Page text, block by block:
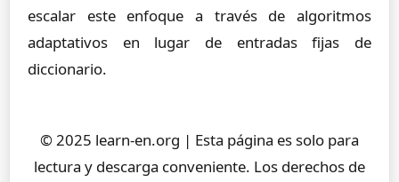
escalar este enfoque a través de algoritmos
adaptativos en lugar de entradas fijas de
diccionario.
© 2025 learn-en.org | Esta página es solo para
lectura y descarga conveniente. Los derechos de